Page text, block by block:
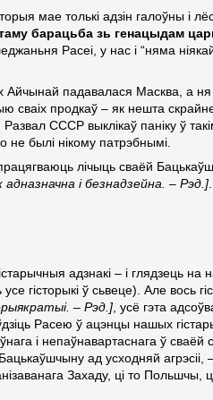
мае толькі адзін галоўны і
барацьба зь генацыдам
Расеі, у нас і “няма
Айчынай падавалася Масква, а
продкаў – як нешта скрайне
СССР выклікаў паніку ў
былі нікому патрэбнымі.
лічыць сваёй
і безнадзейна. – Рэд.]
адзнакі – і глядзець на
гісторыкі ў сьвеце). Але вось
– Рэд.] , усё гэта
Расею ў ацэнцы нашых
і непаўнавартаснага ў сваёй
ад усходняй агрэсіі,
Захаду, ці то Польшчы,